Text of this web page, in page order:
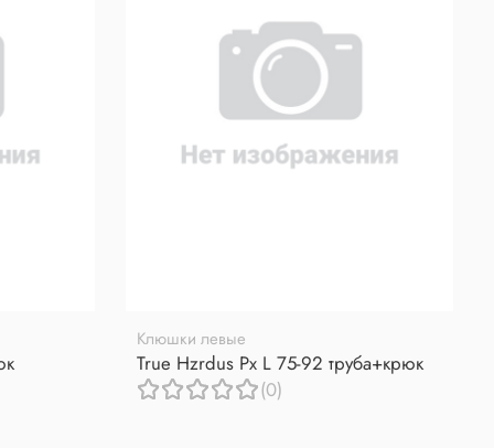
Клюшки левые
True Hzrdus Px L 75-92 труба+крюк
(0)